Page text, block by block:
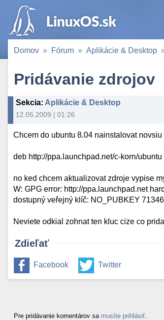
Domov Fórum Aplikácie & Desktop
Pridávanie zdrojov
Sekcia: Aplikácie & Desktop
12.05.2009 | 01:26
Chcem do ubuntu 8.04 nainstalovat
deb http://ppa.launchpad.net/c-korn/ubuntu
no ked chcem aktualizovat zdroje vypise
W: GPG error: http://ppa.launchpad.net
dostupný veřejný klíč: NO_PUBKEY
Neviete odkial zohnat ten kluc cize co
Zdieľať
Facebook Twitter
Pre pridávanie komentárov sa musíte prihlásiť